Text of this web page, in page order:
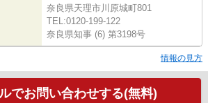
奈良県天理市川原城町801
TEL:0120-199-122
奈良県知事 (6) 第3198号
情報の見方
でお問い合わせする(無料)